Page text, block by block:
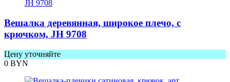
Вешалка деревянная, широкое плечо, с
крючком, JH 9708
Цену уточняйте
0 BYN